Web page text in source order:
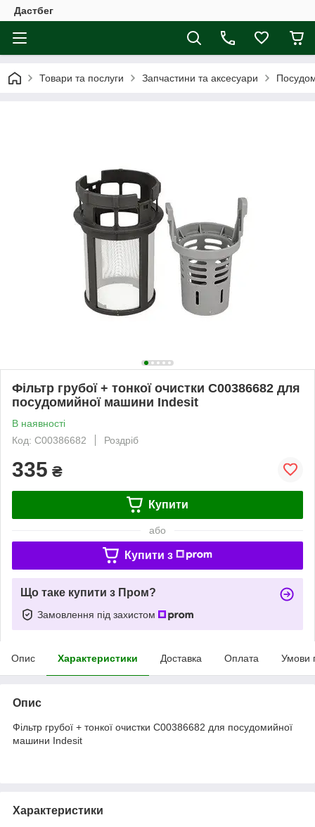
Дастбег
Товари та послуги Запчастини та аксесуари
Фільтр грубої + тонкої очистки C00386682 для
посудомийної машини Indesit
В наявності
Код: C00386682
Роздріб
335 ₴
Купити
або
Купити з
Що таке купити з Пром?
Замовлення під захистом
Опис Характеристики Доставка Оплата Умови
Опис
Фільтр грубої + тонкої очистки C00386682 для посудомийної
машини Indesit
Характеристики